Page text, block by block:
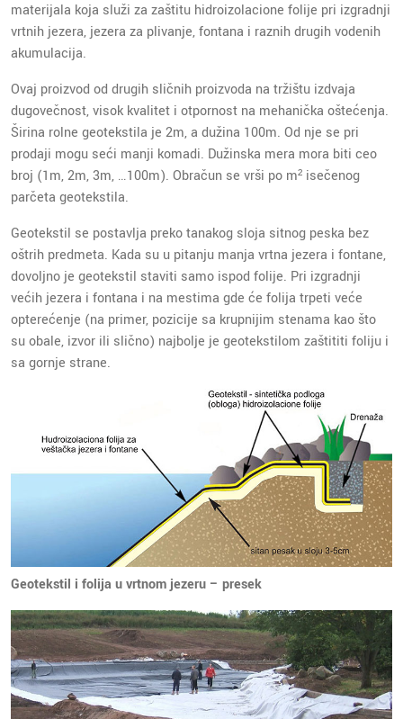
materijala koja služi za zaštitu hidroizolacione folije pri izgradnji
vrtnih jezera, jezera za plivanje, fontana i raznih drugih vodenih
akumulacija.
Ovaj proizvod od drugih sličnih proizvoda na tržištu izdvaja
dugovečnost, visok kvalitet i otpornost na mehanička oštećenja.
Širina rolne geotekstila je 2m, a dužina 100m. Od nje se pri
prodaji mogu seći manji komadi. Dužinska mera mora biti ceo
broj (1m, 2m, 3m, …100m). Obračun se vrši po m² isečenog
parčeta geotekstila.
Geotekstil se postavlja preko tanakog sloja sitnog peska bez
oštrih predmeta. Kada su u pitanju manja vrtna jezera i fontane,
dovoljno je geotekstil staviti samo ispod folije. Pri izgradnji
većih jezera i fontana i na mestima gde će folija trpeti veće
opterećenje (na primer, pozicije sa krupnijim stenama kao što
su obale, izvor ili slično) najbolje je geotekstilom zaštititi foliju i
sa gornje strane.
Geotekstil i folija u vrtnom jezeru – presek